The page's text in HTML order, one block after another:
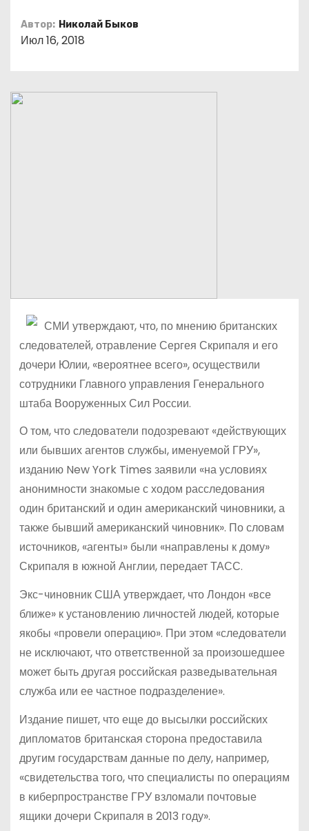
Автор: Николай Быков
Июл 16, 2018
СМИ утверждают, что, по мнению британских
следователей, отравление Сергея Скрипаля и его
дочери Юлии, «вероятнее всего», осуществили
сотрудники Главного управления Генерального
штаба Вооруженных Сил России.
О том, что следователи подозревают «действующих
или бывших агентов службы, именуемой ГРУ»,
изданию New York Times заявили «на условиях
анонимности знакомые с ходом расследования
один британский и один американский чиновники, а
также бывший американский чиновник». По словам
источников, «агенты» были «направлены к дому»
Скрипаля в южной Англии, передает ТАСС.
Экс-чиновник США утверждает, что Лондон «все
ближе» к установлению личностей людей, которые
якобы «провели операцию». При этом «следователи
не исключают, что ответственной за произошедшее
может быть другая российская разведывательная
служба или ее частное подразделение».
Издание пишет, что еще до высылки российских
дипломатов британская сторона предоставила
другим государствам данные по делу, например,
«свидетельства того, что специалисты по операциям
в киберпространстве ГРУ взломали почтовые
ящики дочери Скрипаля в 2013 году».